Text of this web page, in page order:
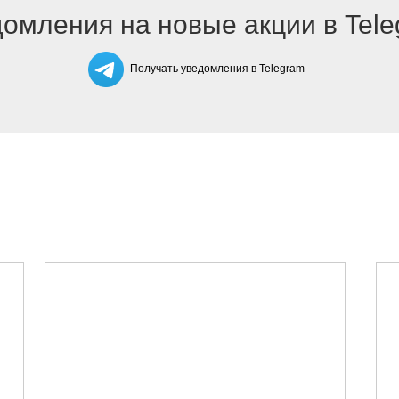
на новые акции в
Получать уведомления в Telegram